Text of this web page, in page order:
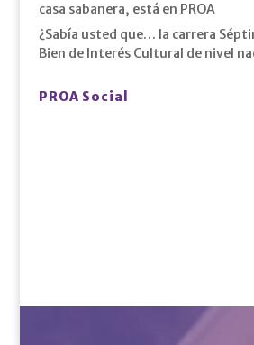
casa sabanera, está en PROA
¿Sabía usted que… la carrera
Bien de Interés Cultural de nivel
PROA Social